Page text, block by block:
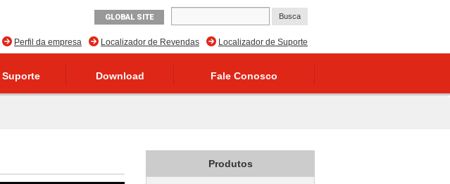
GLOBAL SITE
Localizador de Suporte
Localizador de Revendas
Perfil da empresa
Suporte Download Fale Conosco
Produtos